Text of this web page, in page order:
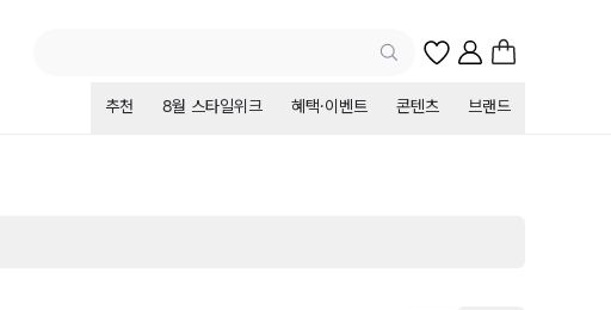
추천 8월 스타일위크 혜택·이벤트 콘텐츠 브랜드